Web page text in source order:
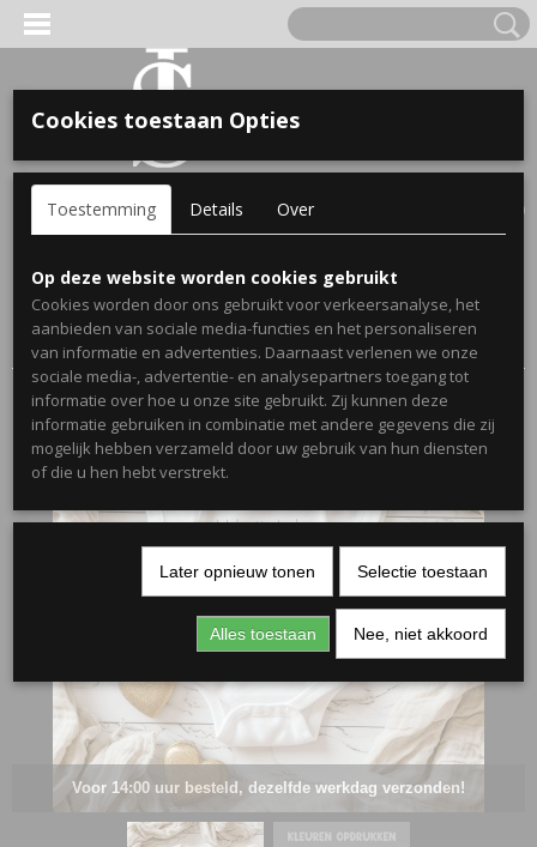
Inloggen Registreren
(0)
Home >Webshop>Bekendmakingen Zwangerschap
Spijkerjassen>Bekendmaking Opa/Oma>Bekendmaking
Overgroot oma/Overgroot opa> Zwangerschaps bekendmaking
romper u krijgt de mooiste titel namelijk overgrootoma
Voor 14:00 uur besteld, dezelfde werkdag verzonden!
VOOR KINDEREN
OPA & OMA.
NAAM EN GEBOORTEJAAR
Cookies toestaan Opties
Toestemming Details Over
Op deze website worden cookies gebruikt
Cookies worden door ons gebruikt voor verkeersanalyse, het
aanbieden van sociale media-functies en het personaliseren
van informatie en advertenties. Daarnaast verlenen we onze
sociale media-, advertentie- en analysepartners toegang tot
informatie over hoe u onze site gebruikt. Zij kunnen deze
informatie gebruiken in combinatie met andere gegevens die zij
mogelijk hebben verzameld door uw gebruik van hun diensten
of die u hen hebt verstrekt.
Later opnieuw tonen Selectie toestaan
Alles toestaan Nee, niet akkoord